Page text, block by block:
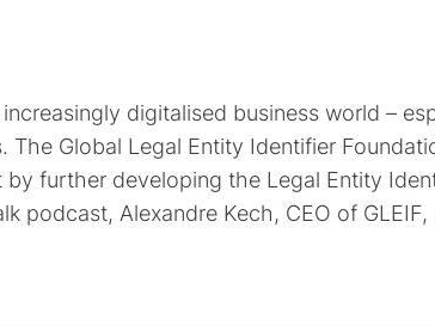
digitalised business world –
The Global Legal Entity Identifier
further developing the Legal Entity
podcast, Alexandre Kech, CEO of